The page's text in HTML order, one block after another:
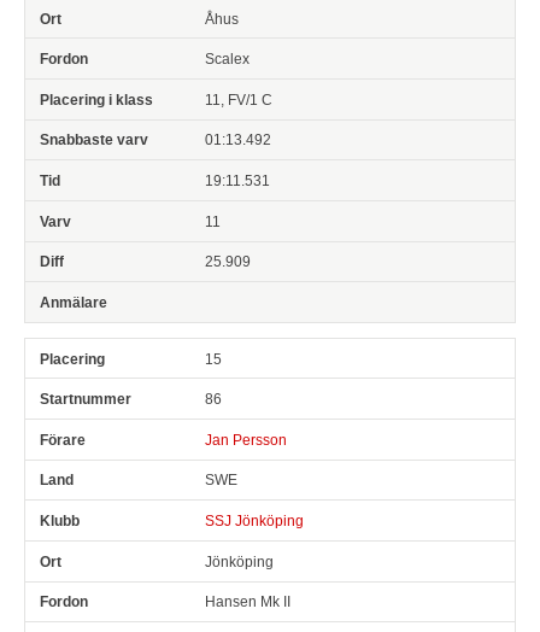
Åhus
Scalex
11, FV/1 C
01:13.492
19:11.531
11
25.909
15
86
Jan Persson
SWE
SSJ Jönköping
Jönköping
Hansen Mk II